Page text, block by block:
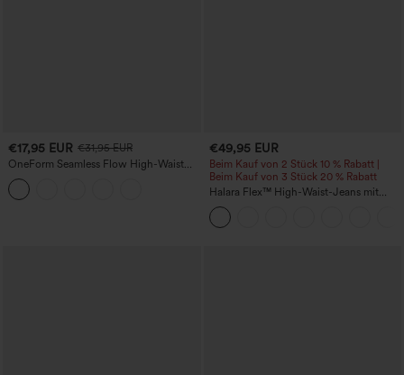
€17,95 EUR €31,95 EUR
OneForm Seamless Flow High-Waist
Yogaleggings – nahtlos, mit hoher
Taille, bauchformend und mit
Hebeeffekt für den Po
€49,95 EUR
Beim Kauf von 2 Stück 10 % Rabatt |
Beim Kauf von 3 Stück 20 % Rabatt
Halara Flex™ High-Waist-Jeans mit
Bauchkontrolle, weitem Bein und
Taschen